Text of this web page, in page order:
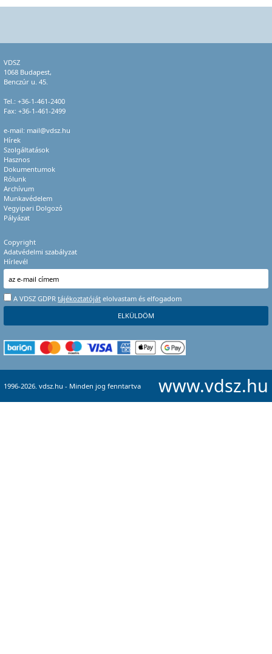
VDSZ
1068 Budapest,
Benczúr u. 45.
Tel.: +36-1-461-2400
Fax: +36-1-461-2499
e-mail: mail@vdsz.hu
Hírek
Szolgáltatások
Hasznos
Dokumentumok
Rólunk
Archívum
Munkavédelem
Vegyipari Dolgozó
Pályázat
Copyright
Adatvédelmi szabályzat
Hírlevél
A VDSZ GDPR tájékoztatóját elolvastam és elfogadom
1996-2026. vdsz.hu - Minden jog fenntartva www.vdsz.hu